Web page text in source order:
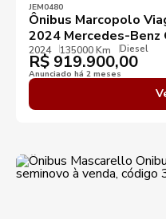
JEM0480
Ônibus Marcopolo
2024 Mercedes-Benz
2024 135000 Km Diesel
R$ 919.900,00
Anunciado há 2 meses